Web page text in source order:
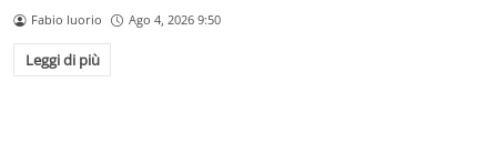
Fabio Iuorio Ago 4, 2026 9:50
Leggi di più